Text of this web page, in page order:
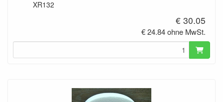
XR132
€ 30.05
€ 24.84 ohne MwSt.